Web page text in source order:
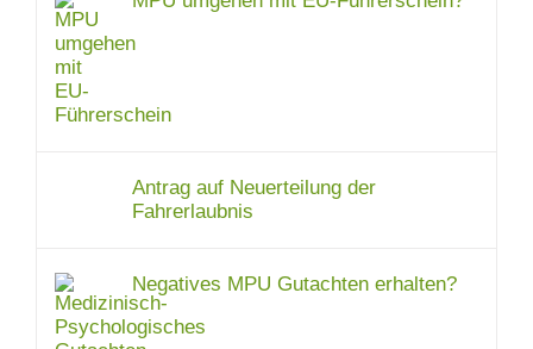
Antrag auf Neuerteilung der
Fahrerlaubnis
Negatives MPU Gutachten erhalten?